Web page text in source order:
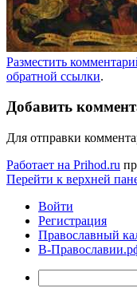
Разместить
обратной ссылки.
Добавить
Для отправки
Работает на Prihod.ru
Перейти к верхней
Войти
Регистрация
Православный
В-